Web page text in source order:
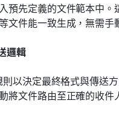
預先定義的文件範本中
文件能一致生成，無需手
邏輯
以決定最終格式與傳送
將文件路由至正確的收件